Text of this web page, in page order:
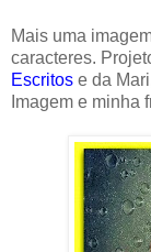
Mais uma
caracteres.
Escritos e da
Imagem e minha